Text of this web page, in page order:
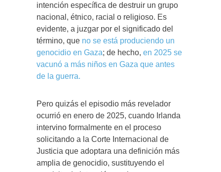
intención específica de destruir un grupo
nacional, étnico, racial o religioso. Es
evidente, a juzgar por el significado del
término, que no se está produciendo un
genocidio en Gaza; de hecho, en 2025 se
vacunó a más niños en Gaza que antes
de la guerra.
Pero quizás el episodio más revelador
ocurrió en enero de 2025, cuando Irlanda
intervino formalmente en el proceso
solicitando a la Corte Internacional de
Justicia que adoptara una definición más
amplia de genocidio, sustituyendo el